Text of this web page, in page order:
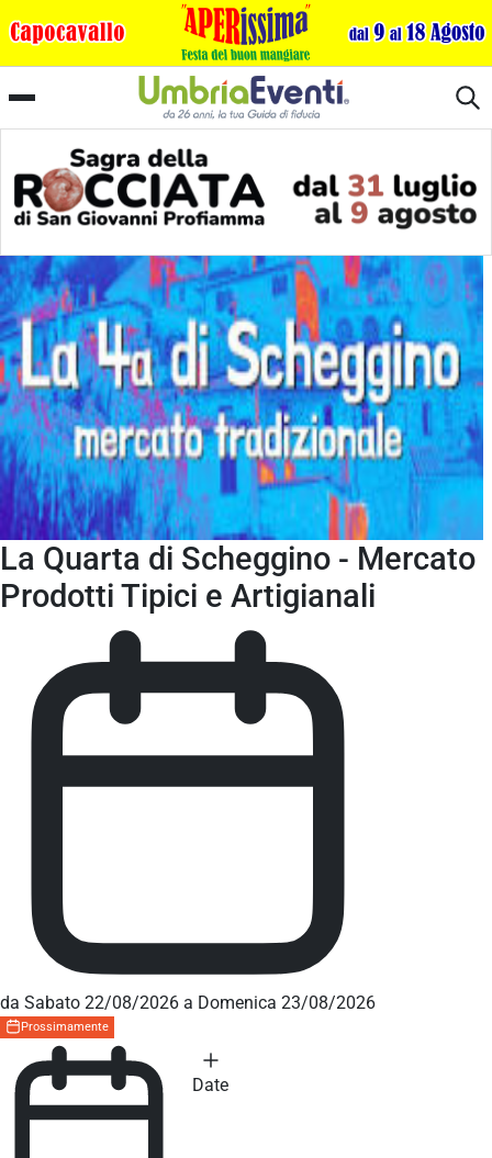
La Quarta di Scheggino - Mercato
Prodotti Tipici e Artigianali
da Sabato 22/08/2026 a Domenica 23/08/2026
Prossimamente
Date